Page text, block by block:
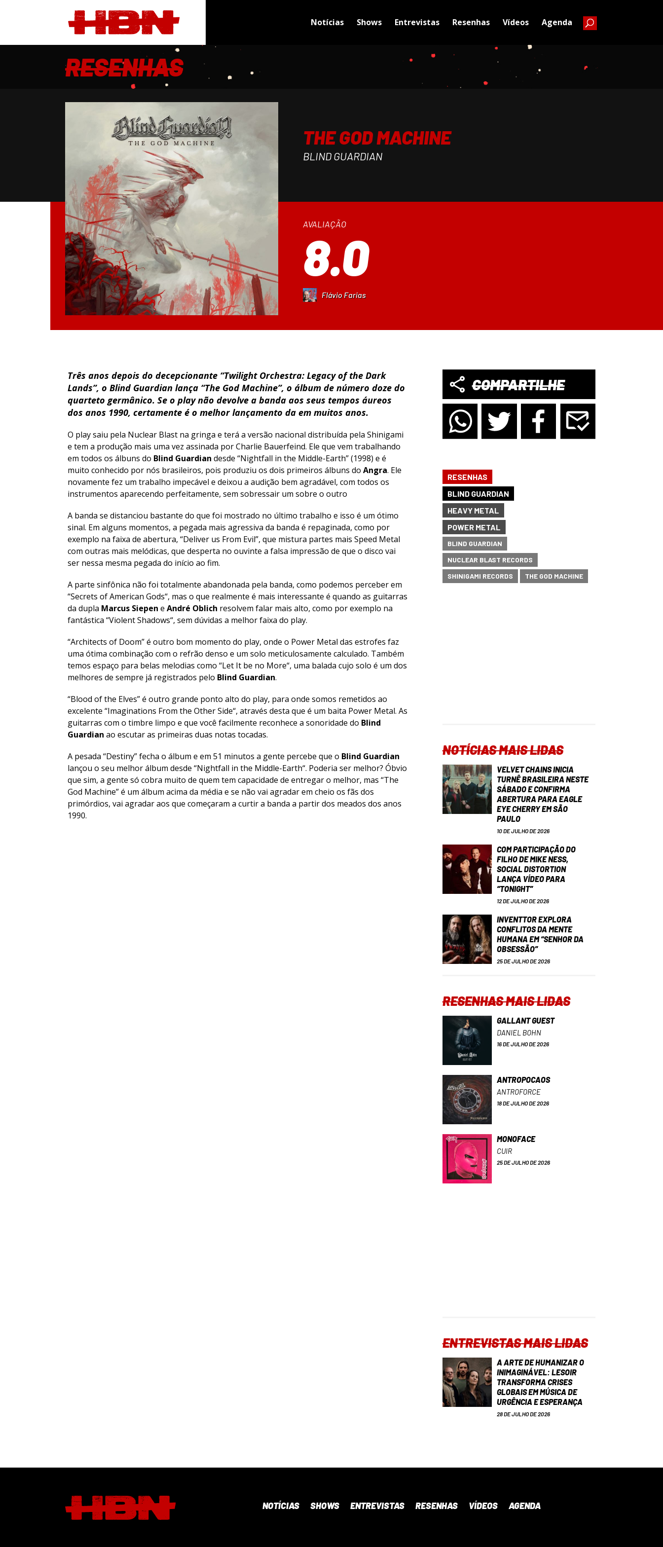
Notícias Shows Entrevistas Resenhas Vídeos Agenda
RESENHAS
THE GOD MACHINE
BLIND GUARDIAN
AVALIAÇÃO
8.0
Flávio Farias
Três anos depois do decepcionante “Twilight Orchestra: Legacy of the Dark
Lands”, o Blind Guardian lança “The God Machine”, o álbum de número doze do
quarteto germânico. Se o play não devolve a banda aos seus tempos áureos
dos anos 1990, certamente é o melhor lançamento da em muitos anos.
O play saiu pela Nuclear Blast na gringa e terá a versão nacional distribuída pela Shinigami
e tem a produção mais uma vez assinada por Charlie Bauerfeind. Ele que vem trabalhando
em todos os álbuns do Blind Guardian desde “Nightfall in the Middle-Earth” (1998) e é
muito conhecido por nós brasileiros, pois produziu os dois primeiros álbuns do Angra. Ele
novamente fez um trabalho impecável e deixou a audição bem agradável, com todos os
instrumentos aparecendo perfeitamente, sem sobressair um sobre o outro
A banda se distanciou bastante do que foi mostrado no último trabalho e isso é um ótimo
sinal. Em alguns momentos, a pegada mais agressiva da banda é repaginada, como por
exemplo na faixa de abertura, “Deliver us From Evil”, que mistura partes mais Speed Metal
com outras mais melódicas, que desperta no ouvinte a falsa impressão de que o disco vai
ser nessa mesma pegada do início ao fim.
A parte sinfônica não foi totalmente abandonada pela banda, como podemos perceber em
“Secrets of American Gods“, mas o que realmente é mais interessante é quando as guitarras
da dupla Marcus Siepen e André Oblich resolvem falar mais alto, como por exemplo na
fantástica “Violent Shadows“, sem dúvidas a melhor faixa do play.
“Architects of Doom” é outro bom momento do play, onde o Power Metal das estrofes faz
uma ótima combinação com o refrão denso e um solo meticulosamente calculado. Também
temos espaço para belas melodias como “Let It be no More“, uma balada cujo solo é um dos
melhores de sempre já registrados pelo Blind Guardian.
“Blood of the Elves” é outro grande ponto alto do play, para onde somos remetidos ao
excelente “Imaginations From the Other Side“, através desta que é um baita Power Metal. As
guitarras com o timbre limpo e que você facilmente reconhece a sonoridade do Blind
Guardian ao escutar as primeiras duas notas tocadas.
A pesada “Destiny” fecha o álbum e em 51 minutos a gente percebe que o Blind Guardian
lançou o seu melhor álbum desde “Nightfall in the Middle-Earth“. Poderia ser melhor? Óbvio
que sim, a gente só cobra muito de quem tem capacidade de entregar o melhor, mas “The
God Machine” é um álbum acima da média e se não vai agradar em cheio os fãs dos
primórdios, vai agradar aos que começaram a curtir a banda a partir dos meados dos anos
1990.
COMPARTILHE
RESENHAS
BLIND GUARDIAN
HEAVY METAL
POWER METAL
BLIND GUARDIAN
NUCLEAR BLAST RECORDS
SHINIGAMI RECORDS
THE GOD MACHINE
NOTÍCIAS MAIS LIDAS
VELVET CHAINS INICIA
TURNÊ BRASILEIRA NESTE
SÁBADO E CONFIRMA
ABERTURA PARA EAGLE
EYE CHERRY EM SÃO
PAULO
10 DE JULHO DE 2026
COM PARTICIPAÇÃO DO
FILHO DE MIKE NESS,
SOCIAL DISTORTION
LANÇA VÍDEO PARA
“TONIGHT”
12 DE JULHO DE 2026
INVENTTOR EXPLORA
CONFLITOS DA MENTE
HUMANA EM “SENHOR DA
OBSESSÃO”
25 DE JULHO DE 2026
RESENHAS MAIS LIDAS
GALLANT GUEST
DANIEL BOHN
16 DE JULHO DE 2026
ANTROPOCAOS
ANTROFORCE
18 DE JULHO DE 2026
MONOFACE
CUIR
25 DE JULHO DE 2026
ENTREVISTAS MAIS LIDAS
A ARTE DE HUMANIZAR O
INIMAGINÁVEL: LESOIR
TRANSFORMA CRISES
GLOBAIS EM MÚSICA DE
URGÊNCIA E ESPERANÇA
28 DE JULHO DE 2026
NOTÍCIAS SHOWS ENTREVISTAS RESENHAS VÍDEOS AGENDA